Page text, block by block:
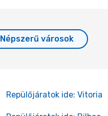
Népszerű városok
Repülőjáratok ide: Vitoria